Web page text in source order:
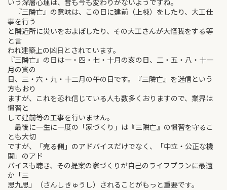
いう深層心理は、昔も今も変わりがないようですね。
『三隣亡』の意味は、この日に建前（上棟）をしたり、大工仕
事を行う
と隣近所に災いをおよぼしたり、その大工さんが大怪我をする等
と言
われ建築上の凶日とされています。
『三隣亡』の日は一・四・七・十月の亥の日、二・五・八・十一
月の寅の
日、三・六・九・十二月の午の日です。『三隣亡』を迷信という
方もおり
ますが、これを恐れ信じている人も数多くおりますので、業界は
慣習と
して建前等の工事を行いません。
最後に一生に一度の「家づくり」は『三隣亡』の慣習を守るこ
とも大切
ですが、「売る側」のアドバイスだけでなく、「中立・公正な機
関」のアド
バイスも聴き、その提案の家づくりが自己のライフプランに最適
か「三
思九思」（さんしきゅうし）されることがもっと重要です。